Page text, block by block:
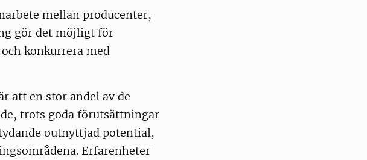
mellan producenter,
gör det möjligt för
konkurrera med
att en stor andel av de
trots goda förutsättningar
outnyttjad potential,
Erfarenheter